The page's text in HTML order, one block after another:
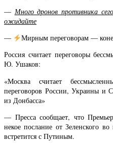
— Много дронов противника
ожидайте
—
Мирным переговорам —
Россия считает переговоры
Ю. Ушаков:
«Москва считает
переговоров России, Украины и
из Донбасса»
— Пресса сообщает, что
некое послание от Зеленского
встретится с Путиным.